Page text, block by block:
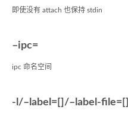
即使没有 attach 也保持 stdin
–ipc=
ipc 命名空间
-l/–label=[]/–label-file=[]